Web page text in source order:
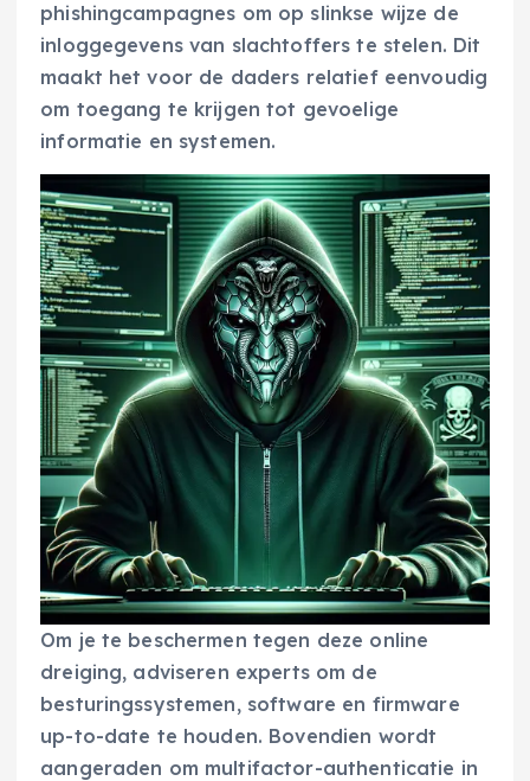
phishingcampagnes om op slinkse wijze de
inloggegevens van slachtoffers te stelen. Dit
maakt het voor de daders relatief eenvoudig
om toegang te krijgen tot gevoelige
informatie en systemen.
Om je te beschermen tegen deze online
dreiging, adviseren experts om de
besturingssystemen, software en firmware
up-to-date te houden. Bovendien wordt
aangeraden om multifactor-authenticatie in